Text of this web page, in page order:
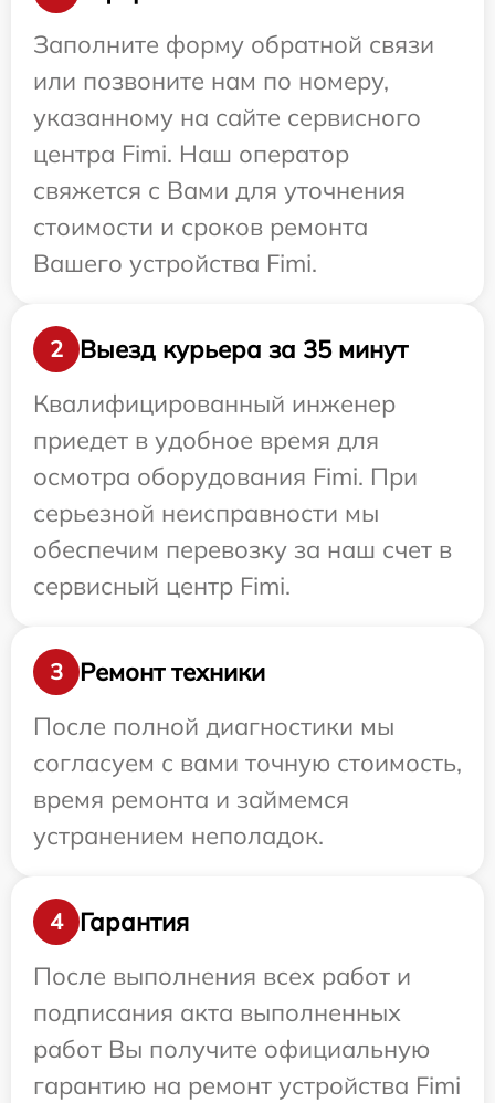
Заполните форму обратной связи
или позвоните нам по номеру,
указанному на сайте сервисного
центра Fimi. Наш оператор
свяжется с Вами для уточнения
стоимости и сроков ремонта
Вашего устройства Fimi.
2
Выезд курьера за 35 минут
Квалифицированный инженер
приедет в удобное время для
осмотра оборудования Fimi. При
серьезной неисправности мы
обеспечим перевозку за наш счет в
сервисный центр Fimi.
3
Ремонт техники
После полной диагностики мы
согласуем с вами точную стоимость,
время ремонта и займемся
устранением неполадок.
4
Гарантия
После выполнения всех работ и
подписания акта выполненных
работ Вы получите официальную
гарантию на ремонт устройства Fimi